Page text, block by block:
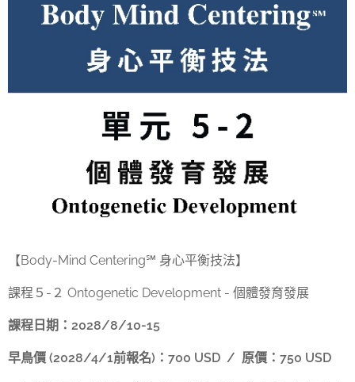
【Body-Mind Centering℠ 身心平衡技法】
課程５-２ Ontogenetic Development - 個體發育發展
課程日期：2028/8/10-15
早鳥價 (2028/4/1前報名)：700 USD / 原價：750 USD